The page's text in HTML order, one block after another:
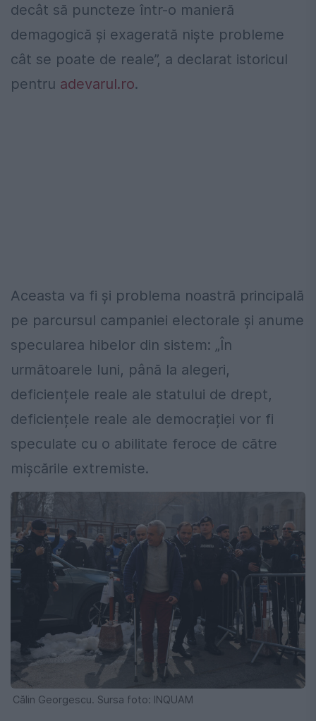
decât să puncteze într-o manieră
demagogică și exagerată niște probleme
cât se poate de reale”, a declarat istoricul
pentru adevarul.ro.
Aceasta va fi și problema noastră principală
pe parcursul campaniei electorale și anume
specularea hibelor din sistem: „În
următoarele luni, până la alegeri,
deficiențele reale ale statului de drept,
deficiențele reale ale democrației vor fi
speculate cu o abilitate feroce de către
mișcările extremiste.
Călin Georgescu. Sursa foto: INQUAM